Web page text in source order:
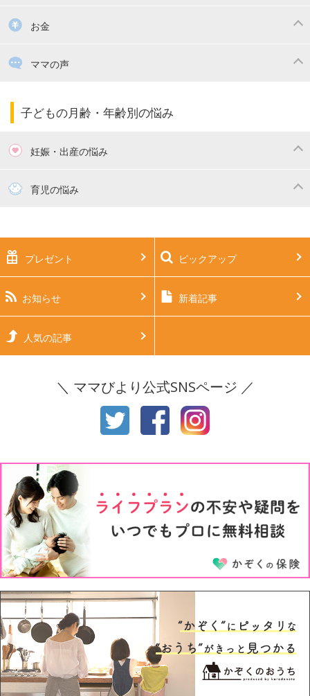
掃除
漫画
出産祝い・内祝い
お金
住宅購入ママの声
子育てコラム
子どもの月齢・年齢別の悩み
妊娠・出産の悩み
妊活 育児の悩み
生後2ヶ月 生後3ヶ月
生後4ヶ月 生後5ヶ月
生後6ヶ月
生後11ヶ月
3才
5才 6才
プレゼント ピックアップ
お知らせ 新着記事
人気の記事
＼ ママびより公式SNSページ ／